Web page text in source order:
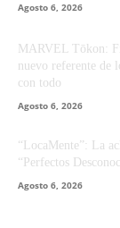
Agosto 6, 2026
MARVEL Tōkon:
nuevo referente de
con todo
Agosto 6, 2026
“LocaMente”: La
“Perfectos
Agosto 6, 2026